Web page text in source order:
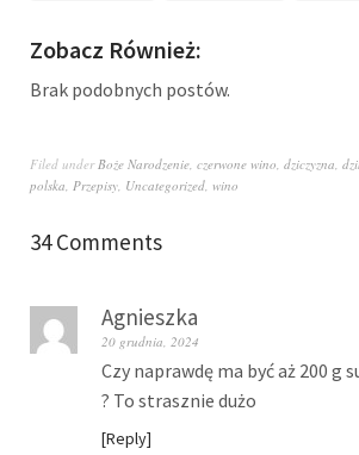
Zobacz Również:
Brak podobnych postów.
Filed under Boże Narodzenie czerwone wino dziczyzna
polska Przepisy Uncategorized wino
34 Comments
Agnieszka
20 grudnia, 2024
Czy naprawdę ma być aż 200 g
? To strasznie dużo
Reply